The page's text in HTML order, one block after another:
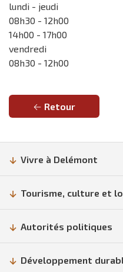
lundi - jeudi
08h30 - 12h00
14h00 - 17h00
vendredi
08h30 - 12h00
Retour
Vivre à Delémont
Tourisme, culture et
Autorités politiques
Développement